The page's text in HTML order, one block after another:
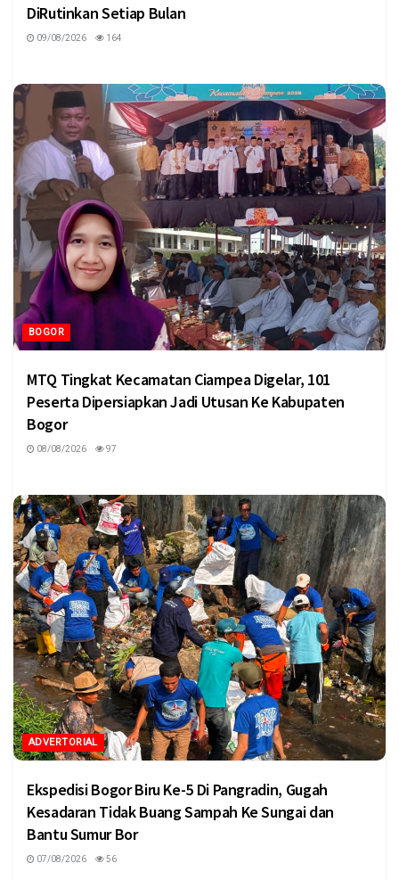
DiRutinkan Setiap Bulan
09/08/2026 164
BOGOR
MTQ Tingkat Kecamatan Ciampea Digelar, 101
Peserta Dipersiapkan Jadi Utusan Ke Kabupaten
Bogor
08/08/2026 97
ADVERTORIAL
Ekspedisi Bogor Biru Ke-5 Di Pangradin, Gugah
Kesadaran Tidak Buang Sampah Ke Sungai dan
Bantu Sumur Bor
07/08/2026 56